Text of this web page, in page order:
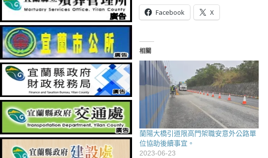
Facebook X
相關
蘭陽大橋引道限高門架職安意外公路單
位協助後續事宜。
2023-06-23